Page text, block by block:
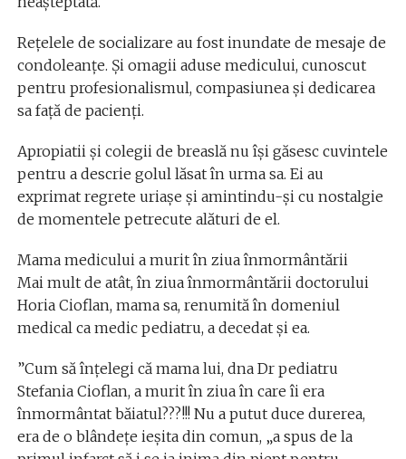
Rețelele de socializare au fost inundate de mesaje de
condoleanțe. Și omagii aduse medicului, cunoscut
pentru profesionalismul, compasiunea și dedicarea
sa față de pacienți.
Apropiatii și colegii de breaslă nu își găsesc cuvintele
pentru a descrie golul lăsat în urma sa. Ei au
exprimat regrete uriașe și amintindu-și cu nostalgie
de momentele petrecute alături de el.
Mama medicului a murit în ziua înmormântării
Mai mult de atât, în ziua înmormântării doctorului
Horia Cioflan, mama sa, renumită în domeniul
medical ca medic pediatru, a decedat și ea.
”Cum să înțelegi că mama lui, dna Dr pediatru
Stefania Cioflan, a murit în ziua în care îi era
înmormântat băiatul???!!! Nu a putut duce durerea,
era de o blândețe ieșita din comun, „a spus de la